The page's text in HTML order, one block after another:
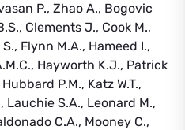
P., Zhao A., Bogovic
Clements J., Cook M.,
Flynn M.A., Hameed I.,
Hayworth K.J., Patrick
P.M., Katz W.T.,
Lauchie S.A., Leonard M.,
C.A., Mooney C.,